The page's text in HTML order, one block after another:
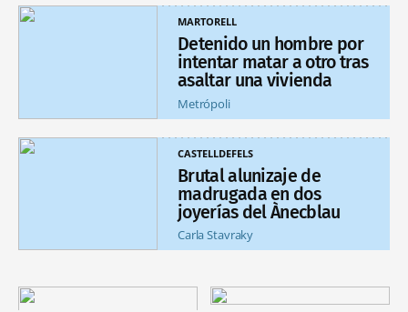
MARTORELL
Detenido un hombre por
intentar matar a otro tras
asaltar una vivienda
Metrópoli
CASTELLDEFELS
Brutal alunizaje de
madrugada en dos
joyerías del Ànecblau
Carla Stavraky